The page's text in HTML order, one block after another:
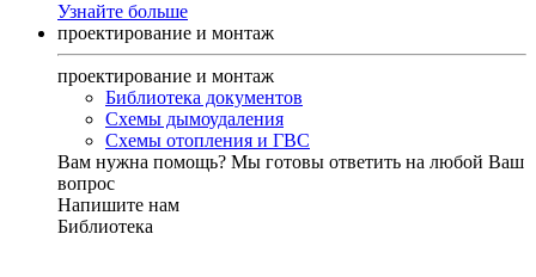
Узнайте больше
проектирование и монтаж
проектирование и монтаж
Библиотека документов
Схемы дымоудаления
Схемы отопления и ГВС
Вам нужна помощь? Мы готовы ответить на любой Ваш
вопрос
Напишите нам
Библиотека